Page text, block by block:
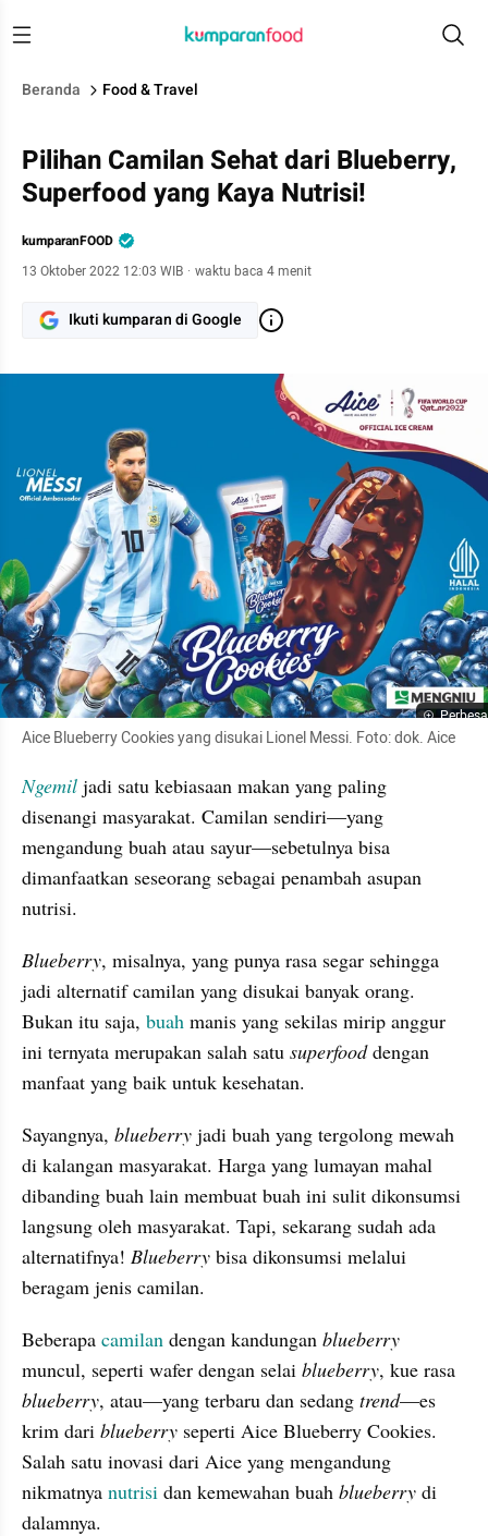
Beranda Food & Travel
Pilihan Camilan Sehat dari Blueberry,
Superfood yang Kaya Nutrisi!
kumparanFOOD
13 Oktober 2022 12:03 WIB · waktu baca 4 menit
Ikuti kumparan di Google
Aice Blueberry Cookies yang disukai Lionel Messi. Foto: dok. Aice
Ngemil jadi satu kebiasaan makan yang paling
disenangi masyarakat. Camilan sendiri—yang
mengandung buah atau sayur—sebetulnya bisa
dimanfaatkan seseorang sebagai penambah asupan
nutrisi.
Blueberry, misalnya, yang punya rasa segar sehingga
jadi alternatif camilan yang disukai banyak orang.
Bukan itu saja, buah manis yang sekilas mirip anggur
ini ternyata merupakan salah satu superfood dengan
manfaat yang baik untuk kesehatan.
Sayangnya, blueberry jadi buah yang tergolong mewah
di kalangan masyarakat. Harga yang lumayan mahal
dibanding buah lain membuat buah ini sulit dikonsumsi
langsung oleh masyarakat. Tapi, sekarang sudah ada
alternatifnya! Blueberry bisa dikonsumsi melalui
beragam jenis camilan.
Beberapa camilan dengan kandungan
muncul, seperti wafer dengan selai blueberry
blueberry, atau—yang terbaru dan sedang trend—es
krim dari blueberry seperti Aice Blueberry Cookies.
Salah satu inovasi dari Aice yang mengandung
nikmatnya nutrisi dan kemewahan buah blueberry di
dalamnya.